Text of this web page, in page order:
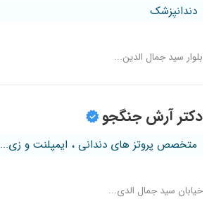
دندانپزشک
بلوار سید جمال الدین...
دکتر آرش جنگجو
متخصص پروتز های دندانی ، ایمپلنت و زی...
خیابان سید جمال الدی...